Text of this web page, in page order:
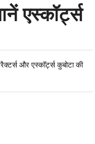
एस्कॉर्ट्स
और एस्कॉर्ट्स कुबोटा की